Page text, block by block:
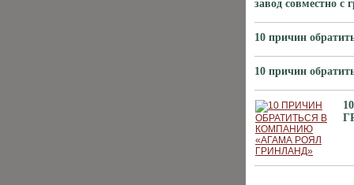
завод совместно с
10 причин
10 причин